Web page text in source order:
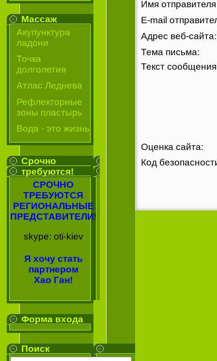
Массаж
Акупунктура
ладони
Точка
долголетия
Атлас Леднева
Рефлекторные
зоны пластырь
Вода - это жизнь
Срочно
требуются!
СРОЧНО
ТРЕБУЮТСЯ
РЕГИОНАЛЬНЫЕ
ПРЕДСТАВИТЕЛИ!
skype: oti-kiev
Я хочу стать
партнером
Хао Ган!
Форма входа
Поиск
Имя
E-mail
Адрес веб-сайта:
Тема письма:
Текст
Оценка сайта:
Код